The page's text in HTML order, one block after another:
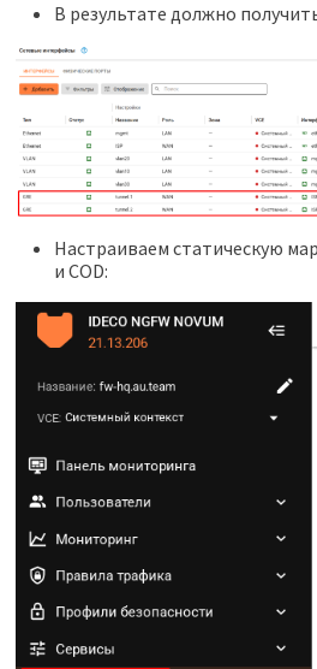
В результате должно
Настраиваем статическую
и COD: